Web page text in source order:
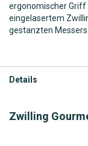
ergonomischer
eingelasertem
gestanzten Messers
Details
Zwilling